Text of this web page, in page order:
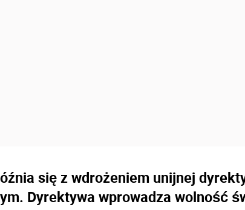
się z wdrożeniem unijnej
Dyrektywa wprowadza wolność